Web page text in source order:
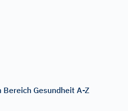
Gesundheit A-Z